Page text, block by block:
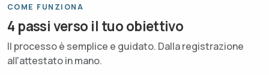
COME FUNZIONA
4 passi verso il tuo obiettivo
Il processo è semplice e guidato. Dalla registrazione
all'attestato in mano.